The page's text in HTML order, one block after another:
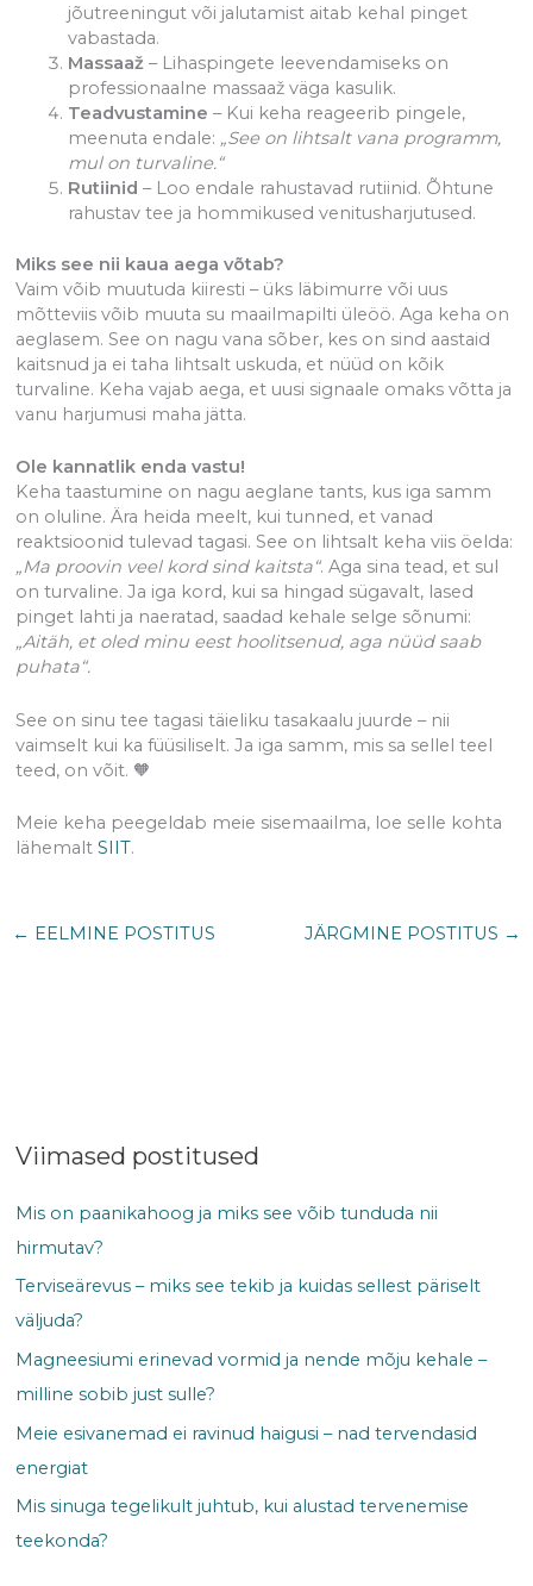
jõutreeningut või jalutamist aitab kehal pinget
vabastada.
Massaaž– Lihaspingete leevendamiseks on
professionaalne massaaž väga kasulik.
Teadvustamine – Kui keha reageerib pingele,
meenuta endale: „See on lihtsalt vana programm,
mul on turvaline.“
Rutiinid – Loo endale rahustavad rutiinid. Õhtune
rahustav tee ja hommikused venitusharjutused.
Miks see nii kaua aega võtab?
Vaim võib muutuda kiiresti – üks läbimurre või uus
mõtteviis võib muuta su maailmapilti üleöö. Aga keha on
aeglasem. See on nagu vana sõber, kes on sind aastaid
kaitsnud ja ei taha lihtsalt uskuda, et nüüd on kõik
turvaline. Keha vajab aega, et uusi signaale omaks võtta ja
vanu harjumusi maha jätta.
Ole kannatlik enda vastu!
Keha taastumine on nagu aeglane tants, kus iga samm
on oluline. Ära heida meelt, kui tunned, et vanad
reaktsioonid tulevad tagasi. See on lihtsalt keha viis öelda:
„Ma proovin veel kord sind kaitsta“. Aga sina tead, et sul
on turvaline. Ja iga kord, kui sa hingad sügavalt, lased
pinget lahti ja naeratad, saadad kehale selge sõnumi:
„Aitäh, et oled minu eest hoolitsenud, aga nüüd saab
puhata“.
See on sinu tee tagasi täieliku tasakaalu juurde – nii
vaimselt kui ka füüsiliselt. Ja iga samm, mis sa sellel teel
teed, on võit. 🧡
Meie keha peegeldab meie sisemaailma, loe selle kohta
lähemalt SIIT.
← EELMINE POSTITUS JÄRGMINE POSTITUS →
Viimased postitused
Mis on paanikahoog ja miks see võib tunduda nii
hirmutav?
Terviseärevus – miks see tekib ja kuidas sellest päriselt
väljuda?
Magneesiumi erinevad vormid ja nende mõju kehale –
milline sobib just sulle?
Meie esivanemad ei ravinud haigusi – nad tervendasid
energiat
Mis sinuga tegelikult juhtub, kui alustad tervenemise
teekonda?